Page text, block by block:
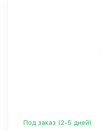
Под заказ (2-5 дней)